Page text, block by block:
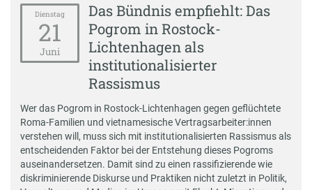
Dienstag
21
Juni
Das Bündnis empfiehlt: Das
Pogrom in Rostock-
Lichtenhagen als
institutionalisierter
Rassismus
Wer das Pogrom in Rostock-Lichtenhagen gegen geflüchtete
Roma-Familien und vietnamesische Vertragsarbeiter:innen
verstehen will, muss sich mit institutionalisierten Rassismus als
entscheidenden Faktor bei der Entstehung dieses Pogroms
auseinandersetzen. Damit sind zu einen rassifizierende wie
diskriminierende Diskurse und Praktiken nicht zuletzt in Politik,